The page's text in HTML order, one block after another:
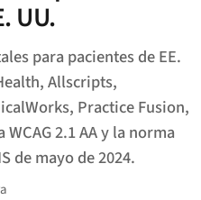
UU.
para pacientes de EE.
Allscripts,
Practice Fusion,
2.1 AA y la norma
de mayo de 2024.